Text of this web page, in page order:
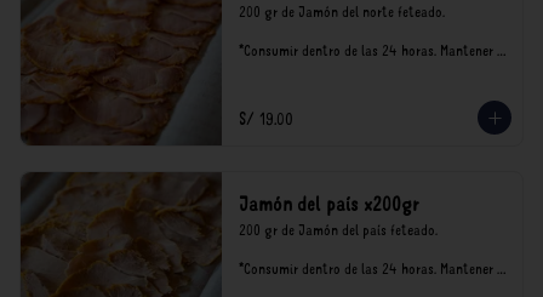
200 gr de Jamón del norte feteado.
*Consumir dentro de las 24 horas. Mantener
incluyen impuestos de ley y recargo al
consumo.
S/ 19.00
Jamón del país x200gr
200 gr de Jamón del país feteado.
*Consumir dentro de las 24 horas. Mantener